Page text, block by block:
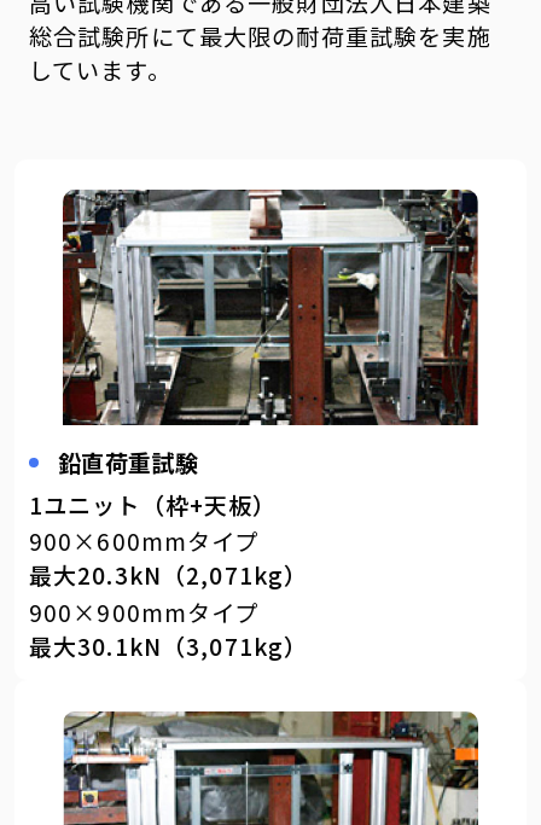
総合試験所にて最大限の耐荷重試験を実施
しています。
鉛直荷重試験
1ユニット（枠+天板）
900×600mmタイプ
最大20.3kN（2,071kg）
900×900mmタイプ
最大30.1kN（3,071kg）